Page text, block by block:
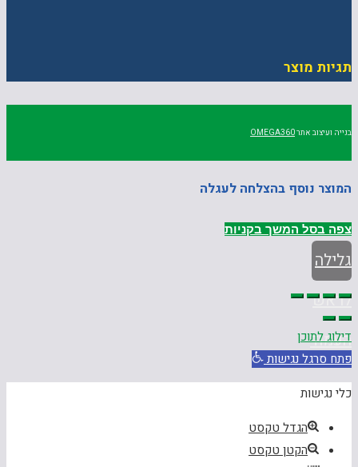
תגיות מוצר
בנייה ועיצוב אתרOMEGA360
המוצר נוסף בהצלחה לעגלה
צפה בסל המשך בקניות
גלילה
לראש
העמוד
דילוג לתוכן
פתח סרגל נגישות
כלי נגישות
הגדל טקסט
הקטן טקסט